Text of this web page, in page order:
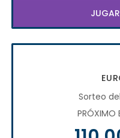
Sorteo
PRÓXIMO